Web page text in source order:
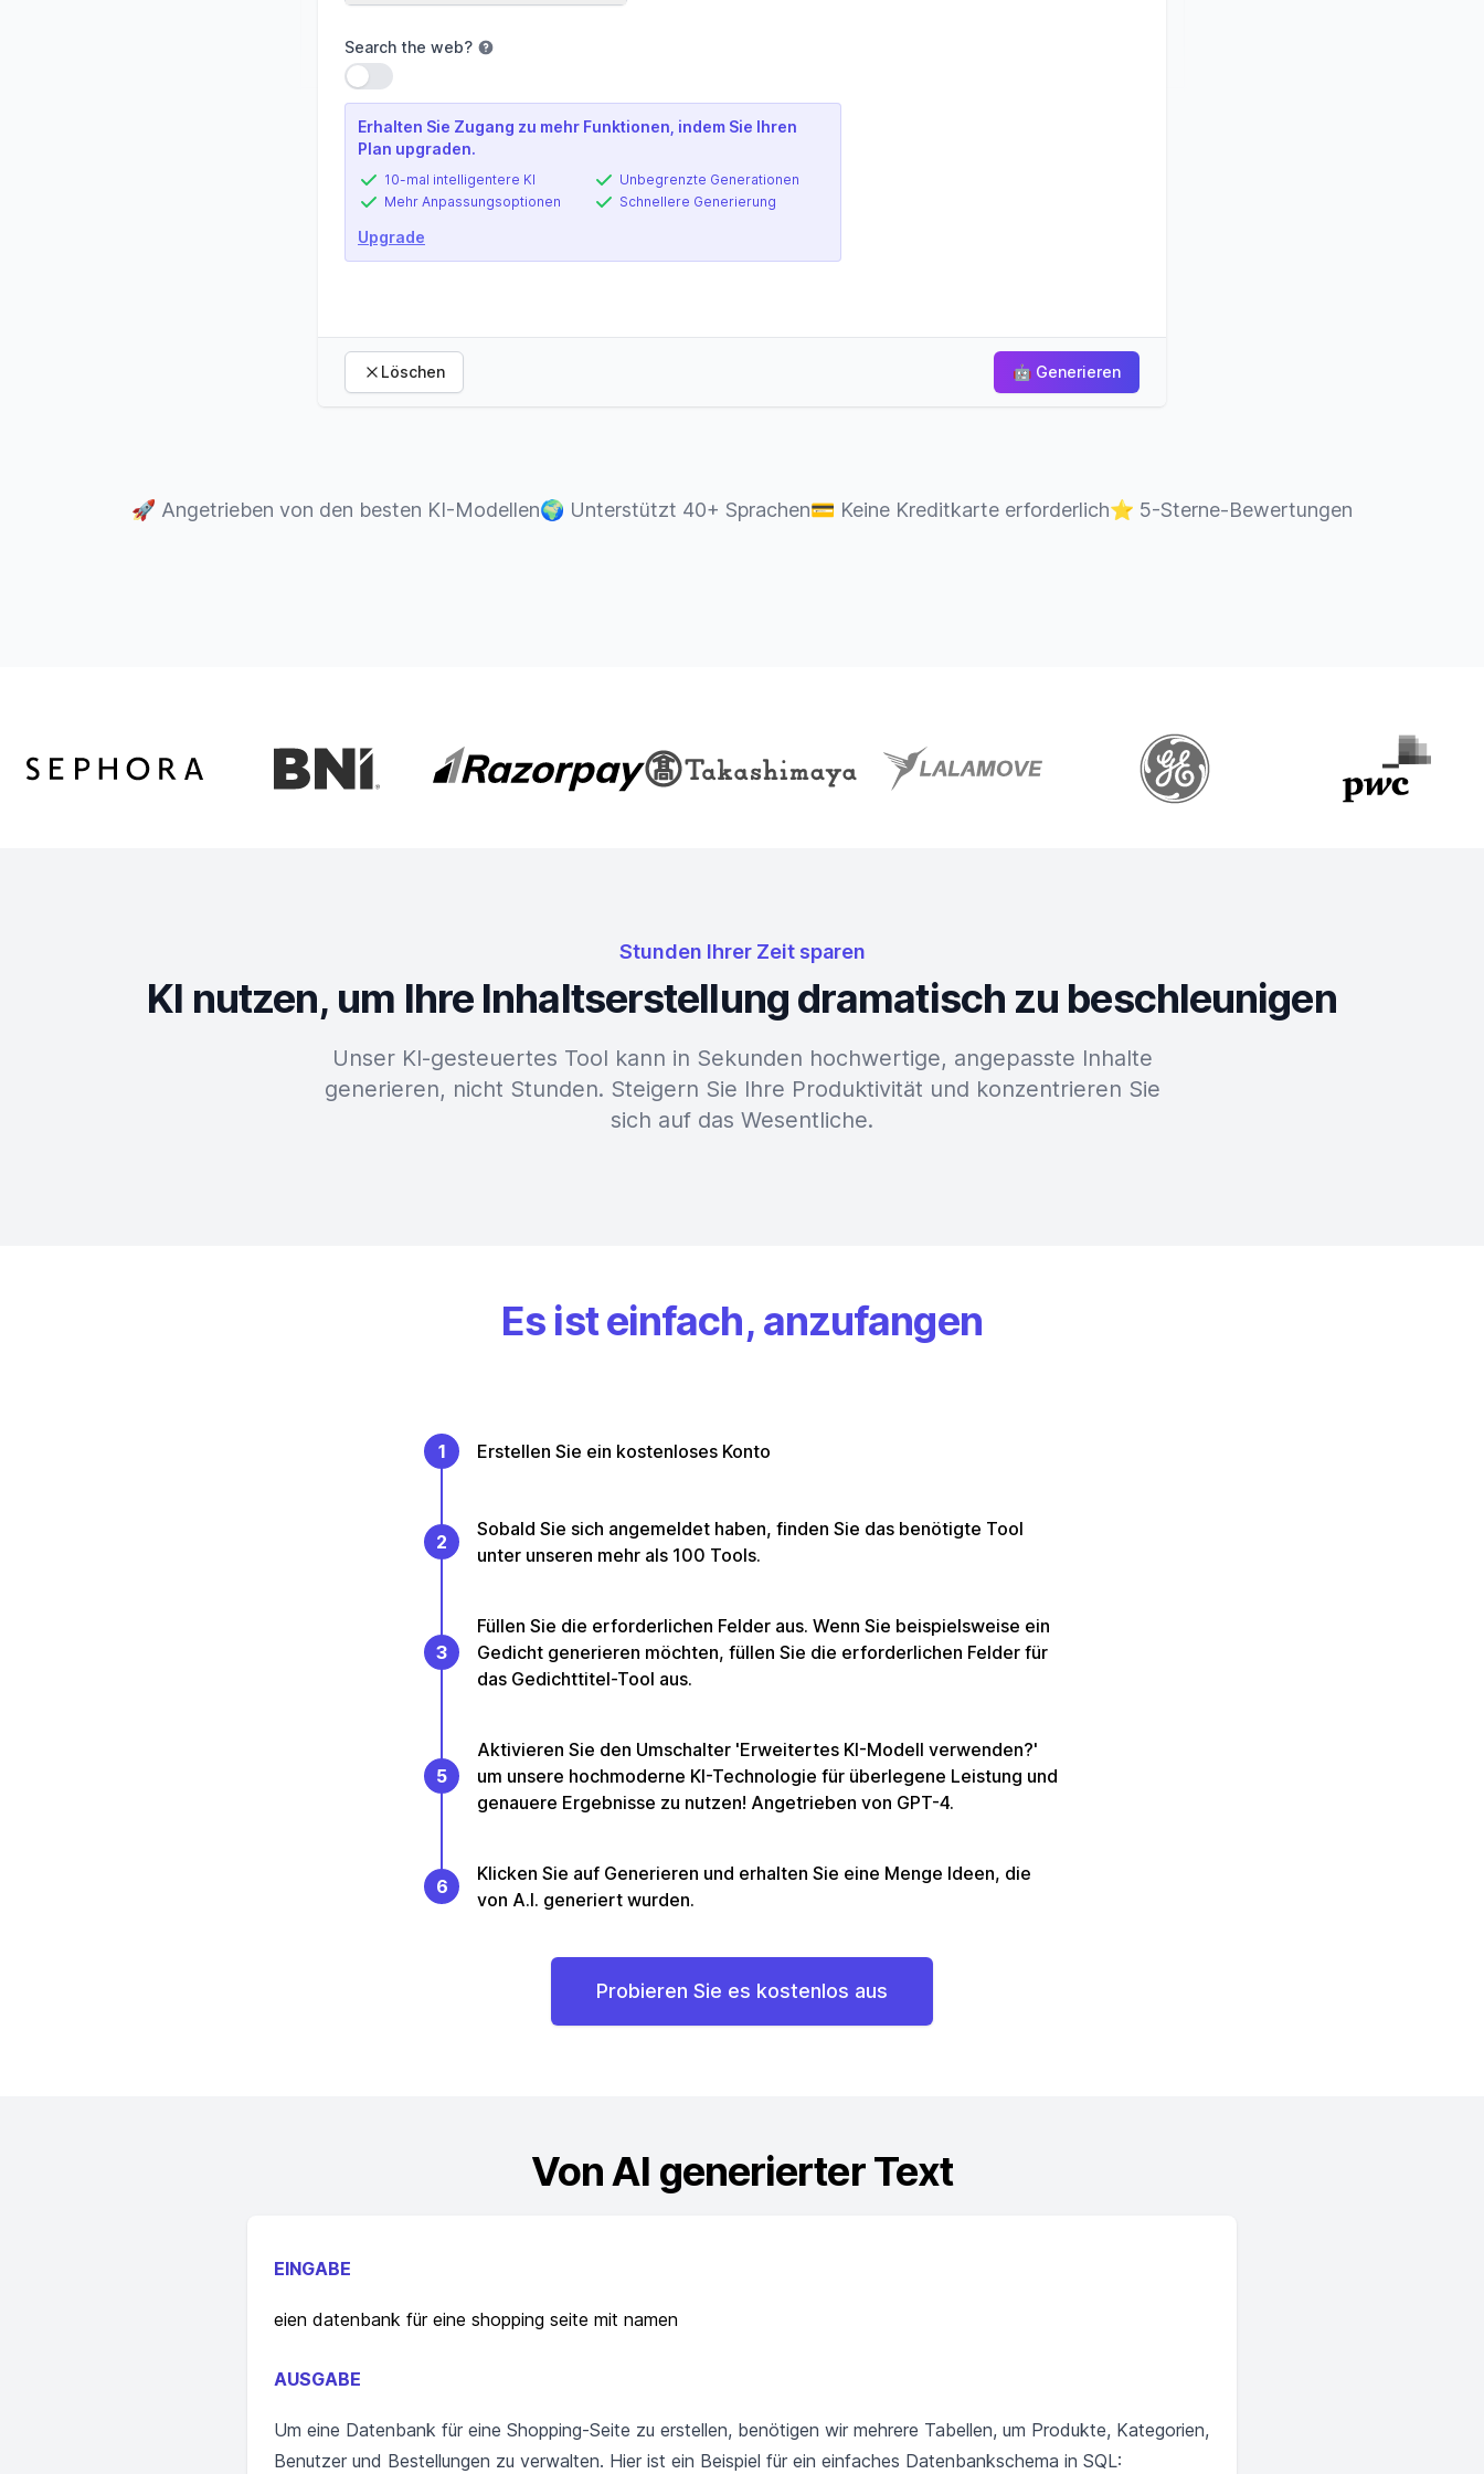
Search the web?
Einstellung verwenden
Erhalten Sie Zugang zu mehr Funktionen, indem Sie Ihren
Plan upgraden.
10-mal intelligentere KI
Mehr Anpassungsoptionen
Unbegrenzte Generationen
Schnellere Generierung
Upgrade
Löschen 🤖 Generieren
🚀 Angetrieben von den besten KI-Modellen🌍 Unterstützt 40+ Sprachen💳 Keine Kreditkarte erforderlich⭐ 5-Sterne-Bewertungen
Stunden Ihrer Zeit sparen
KI nutzen, um Ihre Inhaltserstellung dramatisch zu beschleunigen
Unser KI-gesteuertes Tool kann in Sekunden hochwertige, angepasste Inhalte
generieren, nicht Stunden. Steigern Sie Ihre Produktivität und konzentrieren Sie
sich auf das Wesentliche.
Es ist einfach, anzufangen
1 Erstellen Sie ein kostenloses Konto
2
Sobald Sie sich angemeldet haben, finden Sie das benötigte Tool
unter unseren mehr als 100 Tools.
3
Füllen Sie die erforderlichen Felder aus. Wenn Sie beispielsweise ein
Gedicht generieren möchten, füllen Sie die erforderlichen Felder für
das Gedichttitel-Tool aus.
5
Aktivieren Sie den Umschalter 'Erweitertes KI-Modell verwenden?'
um unsere hochmoderne KI-Technologie für überlegene Leistung und
genauere Ergebnisse zu nutzen! Angetrieben von GPT-4.
6
Klicken Sie auf Generieren und erhalten Sie eine Menge Ideen, die
von A.I. generiert wurden.
Probieren Sie es kostenlos aus
Von AI generierter Text
EINGABE
eien datenbank für eine shopping seite mit namen
AUSGABE
Um eine Datenbank für eine Shopping-Seite zu erstellen, benötigen wir mehrere Tabellen, um Produkte, Kategorien,
Benutzer und Bestellungen zu verwalten. Hier ist ein Beispiel für ein einfaches Datenbankschema in SQL: